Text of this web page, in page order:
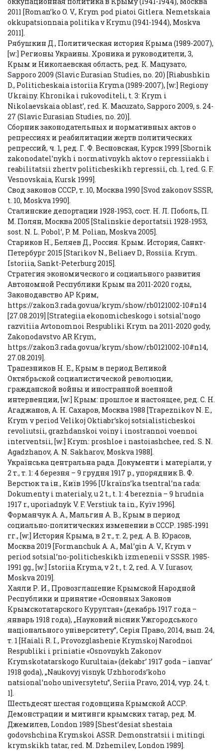
2011 [Roman’ko O. V., Krym pod piatoi Gitlera. Nemetskaia
okkupatsionnaia politika v Krymu (1941-1944), Moskva
2011].
Рябушкин Д., Политическая история Крыма (1989-2007),
[w:] Регионы Украины. Хроника и руководители, 3,
Крым и Николаевская область, ред. К. Мацузато,
Sapporo 2009 (Slavic Eurasian Studies, no. 20) [Riabushkin
D., Politicheskaia istoriia Kryma (1989-2007), [w:] Regiony
Ukrainy. Khronika i rukovoditeli, t. 3: Krym i
Nikolaevskaia oblast’, red. K. Macuzato, Sapporo 2009, s. 24-
27 (Slavic Eurasian Studies, no. 20)].
Сборник законодательных и нормативных актов о
репрессиях и реабилитации жертв политических
репрессий, ч. 1, ред. Г. Ф. Весновская, Курск 1999 [Sbornik
zakonodatel’nykh i normativnykh aktov o repressiiakh i
reabilitatsii zhertv politicheskikh repressii, ch. 1, red. G. F.
Vesnovskaia, Kursk 1999].
Свод законов СССР, т. 10, Москва 1990 [Svod zakonov SSSR,
t. 10, Moskva 1990].
Сталинские депортации 1928-1953, сост. Н. Л. Поболь, П.
М. Полян, Москва 2005 [Stalinskie deportatsii 1928-1953,
sost. N. L. Pobol’, P. M. Polian, Moskva 2005].
Стариков Н., Беляев Д., Россия. Крым. История, Санкт-
Петербург 2015 [Starikov N., Beliaev D., Rossiia. Krym.
Istoriia, Sankt-Peterburg 2015].
Стратегия экономического и социального развития
Автономной Республики Крым на 2011-2020 годы,
Законодавство АР Крим,
https://zakon3.rada.gov.ua/krym/show/rb0121002-10#n14
[27.08.2019] [Strategiia ekonomicheskogo i sotsial’nogo
razvitiia Avtonomnoi Respubliki Krym na 2011-2020 gody,
Zakonodavstvo AR Krym,
https://zakon3.rada.gov.ua/krym/show/rb0121002-10#n14,
27.08.2019].
Трапезников Н. Е., Крым в период Великой
Октябрьской социалистической революции,
гражданской войны и иностранной военной
интервенции, [w:] Крым: прошлое и настоящее, ред. С. Н.
Агаджанов, А. Н. Сахаров, Москва 1988 [Trapeznikov N. E.,
Krym v period Velikoj Oktiabr’skoj sotsialisticheskoi
revoliutsii, grazhdanskoi voiny i inostrannoi voennoi
interventsii, [w:] Krym: proshloe i nastoiashchee, red. S. N.
Agadzhanov, A. N. Sakharov, Moskva 1988].
Українська центральна рада. Документи і матеріали, у
2 т., т. 1: 4 березня – 9 грудня 1917 р., упорядник В. Ф.
Верстюк та ін., Київ 1996 [Ukraїns’ka tsentral’na rada:
Dokumenty і materіaly, u 2 t., t. 1: 4 bereznia – 9 hrudnia
1917 r., uporiadnyk V. F. Verstiuk ta іn., Kyїv 1996].
Форманчук А. А., Мальгин А. В., Крым в период
социально-политических изменении в СССР. 1985-1991
гг., [w:] История Крыма, в 2 т., т. 2, ред. А. В. Юрасов,
Москва 2019 [Formanchuk A. A., Mal’gin A. V., Krym v
period sotsial’no-politicheskikh izmenenii v SSSR. 1985-
1991 gg., [w:] Istoriia Kryma, v 2 t., t. 2, red. A. V. Iurasov,
Moskva 2019].
Хаяли Р. И., Провозглашение Крымской Народной
Республики и принятие «Основных Законов
Крымскотатарского Курултая» (декабрь 1917 года –
январь 1918 года), „Науковий вісник Ужгородського
національного університету”, Серія Право, 2014, вып. 24,
т. 1 [Haiali R. I., Provozglashenie Krymskoj Narodnoi
Respubliki i priniatie «Osnovnykh Zakonov
Krymskotatarskogo Kurultaia» (dekabr’ 1917 goda – ianvar’
1918 goda), „Naukovyj vіsnyk Uzhhorods’koho
natsіonal’noho unіversytetu”, Serіia Pravo, 2014, vyp. 24, t.
1].
Шестьдесят шестая годовщина Крымской АССР.
Демонстрации и митинги крымских татар, ред. М.
Джемилев, London 1989 [Shest’desiat shestaia
godovshchina Krymskoi ASSR. Demonstratsii i mitingi
krymskikh tatar, red. M. Dzhemilev, London 1989].